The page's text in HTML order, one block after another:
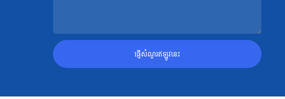
ផ្ញើសំណួរឥឡូវនេះ